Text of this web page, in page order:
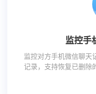
监控手
监控对方手机微信聊天
记录，支持恢复已删除